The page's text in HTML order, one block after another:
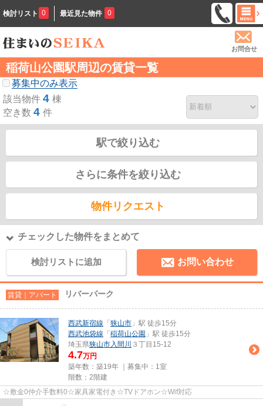
検討リスト 0 最近見た物件 0
お問合せ
稲荷山公園駅周辺の賃貸一覧
募集中のみ表示
該当物件 4 棟
空き数 4 件
駅で絞り込む
さらに条件を絞り込む
物件リクエスト
チェックした物件をまとめて
検討リストに追加 お問い合わせ
賃貸｜アパート リバーパーク
西武新宿線 「 狭山市 」駅 徒歩15分
西武池袋線 「 稲荷山公園 」駅 徒歩15分
埼玉県狭山市入間川 ３丁目15-12
4.7万円
築年数：築19年 ｜募集中： 1室
階数：2階建
☆敷金0仲介手数料0☆家具家電付き☆TVドアホン☆Wif対応